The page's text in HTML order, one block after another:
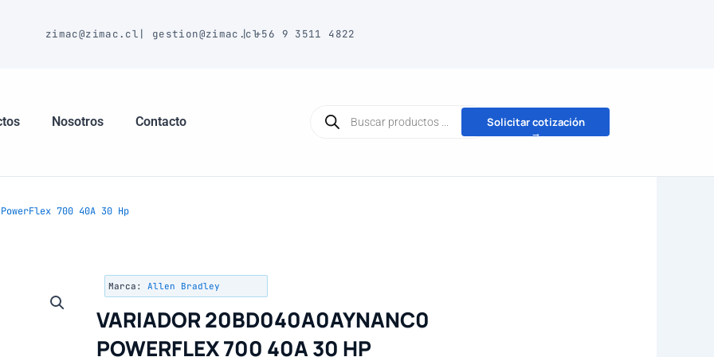
zimac@zimac.cl | gestion@zimac.cl
|+56 9 3511 4822
Nosotros Contacto
productos
Solicitar cotización
→
PowerFlex 700 40A 30 Hp
Marca: Allen Bradley
VARIADOR 20BD040A0AYNANC0
POWERFLEX 700 40A 30 HP